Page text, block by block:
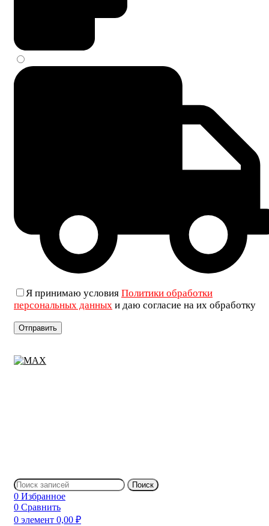
Я принимаю условия Политики обработки
персональных данных и даю согласие на их обработку
Поиск
0 Избранное
0 Сравнить
0 элемент 0,00 ₽